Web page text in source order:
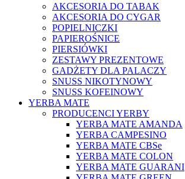
AKCESORIA DO TABAK
AKCESORIA DO CYGAR
POPIELNICZKI
PAPIEROŚNICE
PIERSIÓWKI
ZESTAWY PREZENTOWE
GADŻETY DLA PALACZY
SNUSS NIKOTYNOWY
SNUSS KOFEINOWY
YERBA MATE
PRODUCENCI YERBY
YERBA MATE AMANDA
YERBA CAMPESINO
YERBA MATE CBSe
YERBA MATE COLON
YERBA MATE GUARANI